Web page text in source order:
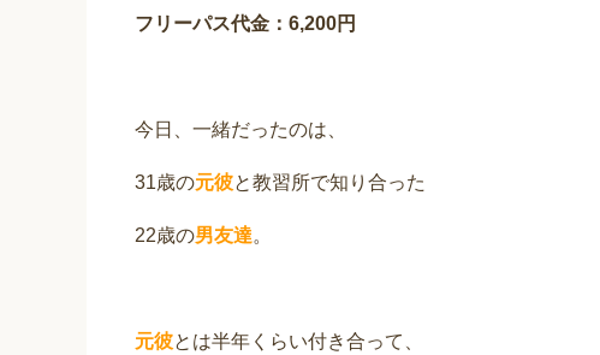
フリーパス代金：6,200円
今日、一緒だったのは、
31歳の元彼と教習所で知り合った
22歳の男友達。
元彼とは半年くらい付き合って、